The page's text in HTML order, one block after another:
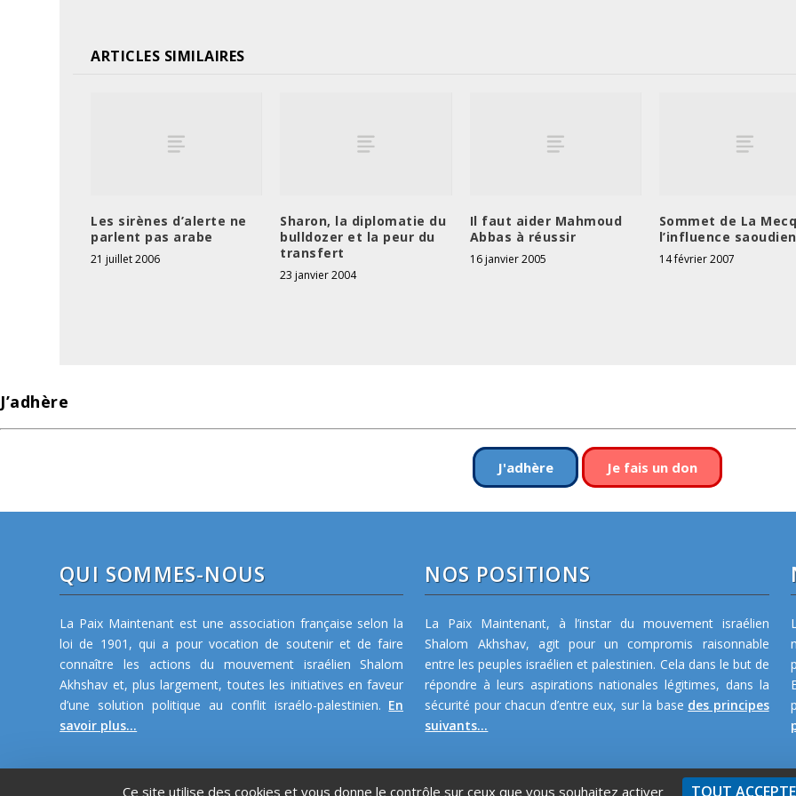
ARTICLES SIMILAIRES
Les sirènes d’alerte ne
parlent pas arabe
21 juillet 2006
Sharon, la diplomatie du
bulldozer et la peur du
transfert
23 janvier 2004
Il faut aider Mahmoud
Abbas à réussir
16 janvier 2005
Sommet de La
l’influence
14 février 2007
J’adhère
J'adhère Je fais un don
QUI SOMMES-NOUS
La Paix Maintenant est une association française selon la
loi de 1901, qui a pour vocation de soutenir et de faire
connaître les actions du mouvement israélien Shalom
Akhshav et, plus largement, toutes les initiatives en faveur
d’une solution politique au conflit israélo-palestinien. En
savoir plus...
NOS POSITIONS
La Paix Maintenant, à l’instar du mouvement israélien
Shalom Akhshav, agit pour un compromis raisonnable
entre les peuples israélien et palestinien. Cela dans le but de
répondre à leurs aspirations nationales légitimes, dans la
sécurité pour chacun d’entre eux, sur la base des principes
suivants...
Ce site utilise des cookies et vous donne le contrôle sur ceux que vous souhaitez activer TOUT